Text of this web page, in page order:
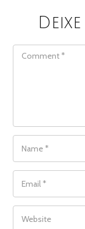
COMMENT
NAME
EMAIL
WEBSITE